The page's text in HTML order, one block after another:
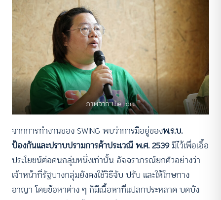
ภาพจาก The Fort
จากการทำงานของ SWING พบว่าการมีอยู่ของพ.ร.บ.
ป้องกันและปราบปรามการค้าประเวณี พ.ศ. 2539มีไว้เพื่อเอื้อ
ประโยชน์ต่อคนกลุ่มหนึ่งเท่านั้น อัจฉราภรณ์ยกตัวอย่างว่า
เจ้าหน้าที่รัฐบางกลุ่มยังคงใช้วิธีจับ ปรับ และให้โทษทาง
อาญา โดยข้อหาต่าง ๆ ก็มีเนื้อหาที่แปลกประหลาด บดบัง